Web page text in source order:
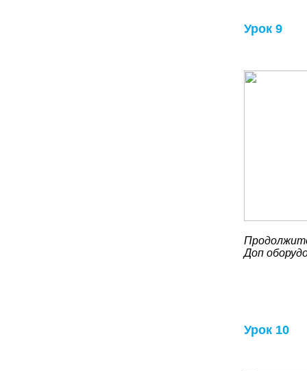
Урок 9
Доп
Урок 10